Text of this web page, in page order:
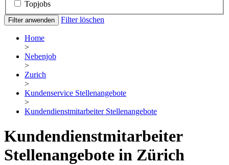
Topjobs
Filter anwenden Filter löschen
Home
>
Nebenjob
>
Zurich
>
Kundenservice Stellenangebote
>
Kundendienstmitarbeiter Stellenangebote
Kundendienstmitarbeiter
Stellenangebote in Zürich